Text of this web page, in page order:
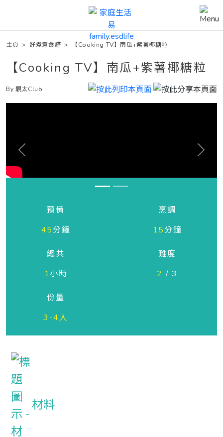
主頁 >好煮意食譜 > 【Cooking TV】南瓜+紫薯椰糖粒
【Cooking TV】南瓜+紫薯椰糖粒
By 靚太Club
Previous Next
預備
45分鐘
烹調
15分鐘
總共
1小時
難度
2 / 3
份量
3-4人
材料